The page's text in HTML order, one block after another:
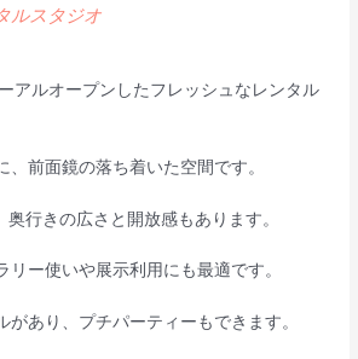
ルスタジオ
アルオープンしたフレッシュなレンタル
、前面鏡の落ち着いた空間です。
行きの広さと開放感もあります。
リー使いや展示利用にも最適です。
があり、プチパーティーもできます。